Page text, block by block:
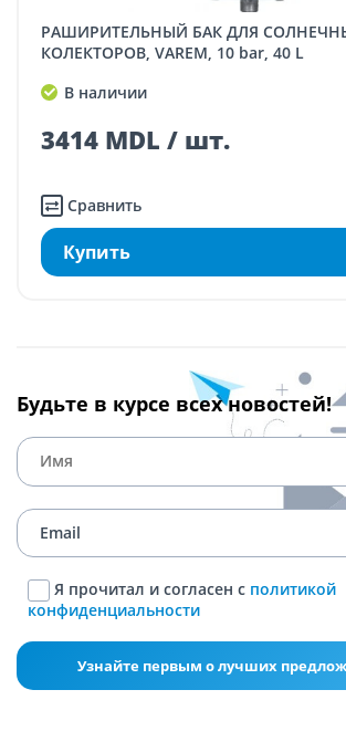
РАШИРИТЕЛЬНЫЙ БАК ДЛЯ СОЛНЕЧНЫХ
КОЛЕКТОРОВ, VAREM, 10 bar, 40 L
В наличии
3414 MDL / шт.
Сравнить
Купить
Будьте в курсе всех новостей!
Я прочитал и согласен с политикой
конфиденциальности
Узнайте первым о лучших